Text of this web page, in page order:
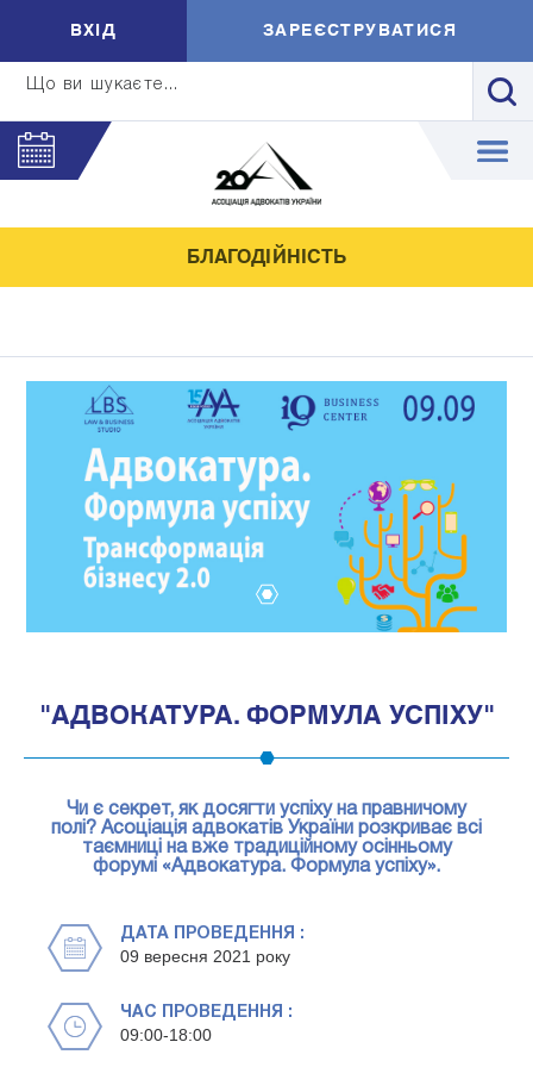
Що ви шукаєте...
ВXIД ЗАРЕЄСТРУВАТИСЯ
БЛАГОДІЙНІСТЬ
"АДВОКАТУРА. ФОРМУЛА УСПІХУ"
Чи є секрет, як досягти успіху на правничому
полі? Асоціація адвокатів України розкриває всі
таємниці на вже традиційному осінньому
форумі «Адвокатура. Формула успіху».
ДАТА ПРОВЕДЕННЯ :
09 вересня 2021 року
ЧАС ПРОВЕДЕННЯ :
09:00-18:00